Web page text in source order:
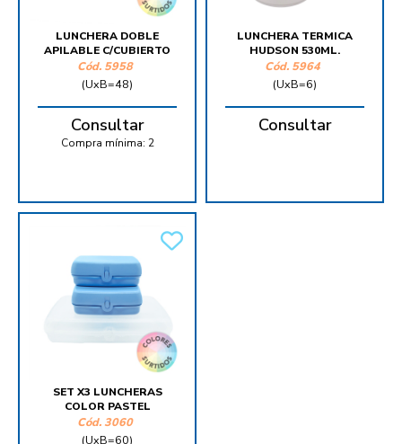
LUNCHERA DOBLE
APILABLE C/CUBIERTO
Cód. 5958
(UxB=48)
Consultar
Compra mínima: 2
LUNCHERA TERMICA
HUDSON 530ML.
Cód. 5964
(UxB=6)
Consultar
SET X3 LUNCHERAS
COLOR PASTEL
Cód. 3060
(UxB=60)